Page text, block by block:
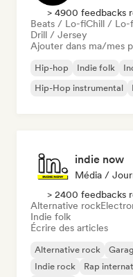
> 4900 feedbacks
Beats / Lo-fiChill / Lo-
Drill / Jersey
Ajouter dans ma/mes
Hip-hop Indie folk
Hip-Hop instrumental
indie now
Média /
> 2400 feedbacks
Alternative rock
Indie folk
Écrire des articles
Alternative rock
Indie rock
Rap